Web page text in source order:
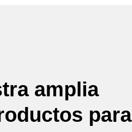
amplia
para